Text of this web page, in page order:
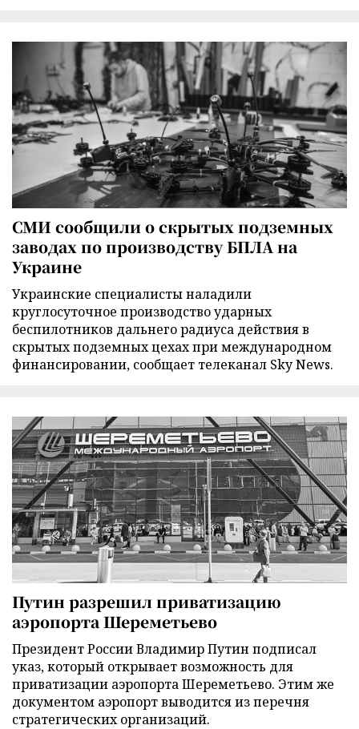
СМИ сообщили о скрытых подземных
заводах по производству БПЛА на
Украине
Украинские специалисты наладили
круглосуточное производство ударных
беспилотников дальнего радиуса действия в
скрытых подземных цехах при международном
финансировании, сообщает телеканал Sky News.
Путин разрешил приватизацию
аэропорта Шереметьево
Президент России Владимир Путин подписал
указ, который открывает возможность для
приватизации аэропорта Шереметьево. Этим же
документом аэропорт выводится из перечня
стратегических организаций.